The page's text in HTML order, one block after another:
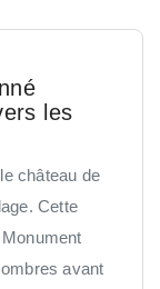
les
château de
Cette
avant